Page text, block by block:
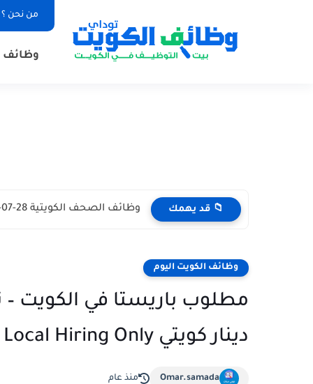
من نحن ؟
وظائف
📁 قد يهمك وظائف الكويت اليوم بتاريخ 28-07-2026 للأجانب والمواطنين في مختلف التخصصات
وظائف الكويت اليوم
دينار كويتي Barista Required in Kuwait – Local Hiring Only
Omar.samada منذ عام